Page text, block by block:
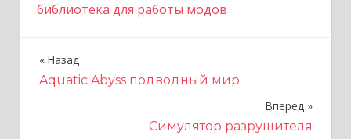
библиотека для работы модов
Н
а
Назад
Aquatic Abyss подводный мир
Вперед
Симулятор разрушителя